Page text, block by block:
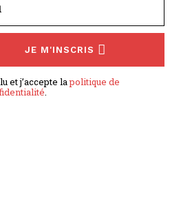
JE M'INSCRIS
et j’accepte lapolitique de
.